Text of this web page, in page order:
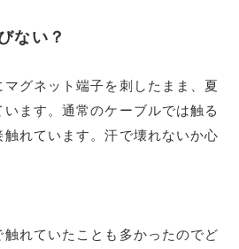
ない？
グネット端子を刺したまま、夏
ます。通常のケーブルでは触る
れています。汗で壊れないか心
れていたことも多かったのでど